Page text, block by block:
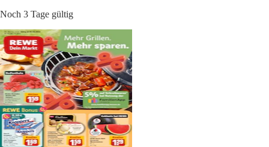
Noch 3 Tage gültig